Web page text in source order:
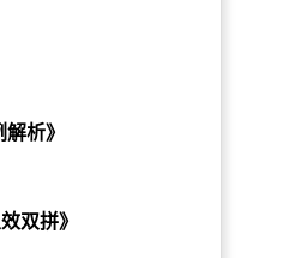
析》
双拼》